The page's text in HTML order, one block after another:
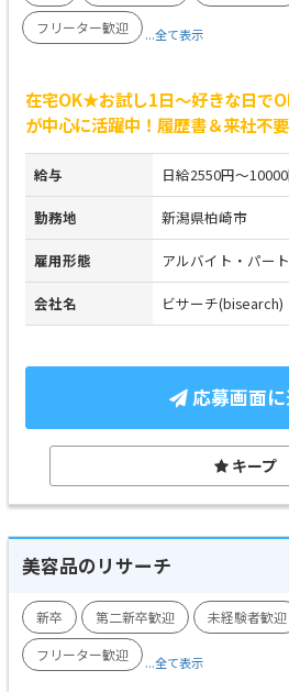
フリーター歓迎
...全て表示
在宅OK★お試し1日～好きな日で
が中心に活躍中！履歴書＆来社不
給与 日給2550円～
勤務地 新潟県柏崎市
雇用形態 アルバイト・パート
会社名 ビサーチ(bisearch)
応募画面
キープ
美容品のリサーチ
新卒 第二新卒歓迎 未経験者歓迎
フリーター歓迎
...全て表示